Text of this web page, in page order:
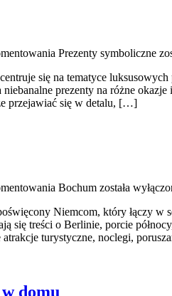
Prezenty symboliczne
się na tematyce
prezenty na różne
przejawiać się w detalu, […]
Bochum została
Niemcom, który łączy
się treści o Berlinie, porcie
turystyczne, noclegi,
domu